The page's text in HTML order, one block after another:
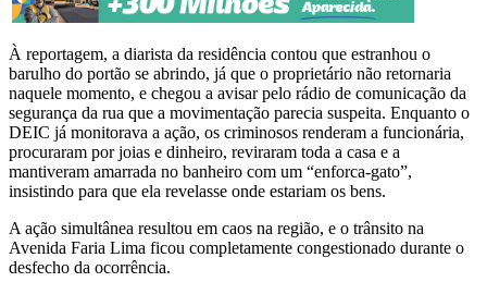
À reportagem, a diarista da residência contou que estranhou o
barulho do portão se abrindo, já que o proprietário não retornaria
naquele momento, e chegou a avisar pelo rádio de comunicação da
segurança da rua que a movimentação parecia suspeita. Enquanto o
DEIC já monitorava a ação, os criminosos renderam a funcionária,
procuraram por joias e dinheiro, reviraram toda a casa e a
mantiveram amarrada no banheiro com um “enforca-gato”,
insistindo para que ela revelasse onde estariam os bens.
A ação simultânea resultou em caos na região, e o trânsito na
Avenida Faria Lima ficou completamente congestionado durante o
desfecho da ocorrência.